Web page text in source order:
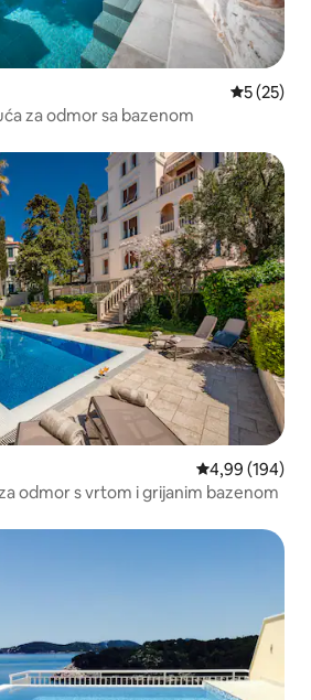
Prosječna
5 (25)
za odmor sa bazenom
s oznakom „Odabrali gosti”
Prosječna
4,99 (194)
odmor s vrtom i grijanim bazenom
s oznakom „Odabrali gosti”